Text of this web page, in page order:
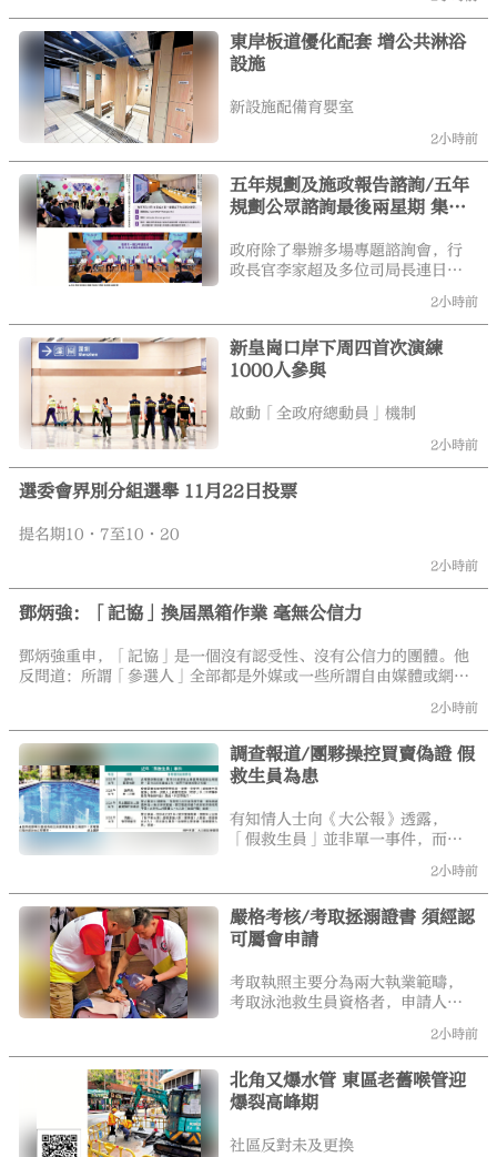
生求診，接受乳房X光檢查時，發現三條引流管的殘留物，總長度
達5厘米，需做手術移除。
東岸板道優化配套 增公共淋浴
設施
新設施配備育嬰室
2小時前
五年規劃及施政報告諮詢/五年
規劃公眾諮詢最後兩星期 集思
用心聆聽各界意見
政府除了舉辦多場專題諮詢會，行
政長官李家超及多位司局長連日來
士，廣泛聽取社會各界的意見。\大
公報記者 龔學鳴
2小時前
新皇崗口岸下周四首次演練
1000人參與
啟動「全政府總動員」機制
2小時前
選委會界別分組選舉 11月22日投票
提名期10·7至10·20
2小時前
鄧炳強：「記協」換屆黑箱作業 毫無公信力
鄧炳強重申，「記協」是一個沒有認受性、沒有公信力的團體。他
反問道：所謂「參選人」全部都是外媒或一些所謂自由媒體或網
會」？「記協」不單沒有公布參選人名單，當選的名單亦不作公
布。在這黑箱作業的情況下，如何有認受性？
2小時前
調查報道/團夥操控買賣偽證 假
救生員為患
有知情人士向《大公報》透露，
「假救生員」並非單一事件，而是
是游泳高峰期，私人泳池需要大量
外判救生員，產生大量利益，假證
團夥便看準機會，以低價投標，再
安插假救生員入內工作。\大公報記
2小時前
嚴格考核/考取拯溺證書 須經認
可屬會申請
考取執照主要分為兩大執業範疇，
考取泳池救生員資格者，申請人須
急救證書，並通過第三階段訓練考
取「泳池救生章」；考取沙灘救生
員資格者，除滿足上述年齡與銅章
要求外，還須額外加考「海洋拯救
列資歷。
2小時前
北角又爆水管 東區老舊喉管迎
爆裂高峰期
社區反對未及更換